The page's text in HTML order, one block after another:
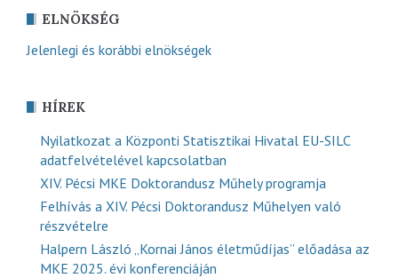
ELNÖKSÉG
Jelenlegi és korábbi elnökségek
HÍREK
Nyilatkozat a Központi Statisztikai Hivatal EU-SILC
adatfelvételével kapcsolatban
XIV. Pécsi MKE Doktorandusz Műhely programja
Felhívás a XIV. Pécsi Doktorandusz Műhelyen való
részvételre
Halpern László „Kornai János életműdíjas” előadása az
MKE 2025. évi konferenciáján